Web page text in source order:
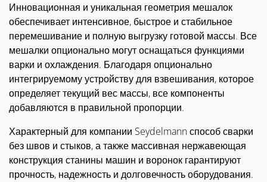
Инновационная и уникальная геометрия мешалок
обеспечивает интенсивное, быстрое и стабильное
перемешивание и полную выгрузку готовой массы. Все
мешалки опционально могут оснащаться функциями
варки и охлаждения. Благодаря опционально
интегрируемому устройству для взвешивания, которое
определяет текущий вес массы, все компоненты
добавляются в правильной пропорции.
Характерный для компании Seydelmann способ сварки
без швов и стыков, а также массивная нержавеющая
конструкция станины машин и воронок гарантируют
прочность, надежность и долговечность оборудования.